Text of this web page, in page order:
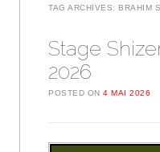
TAG ARCHIVES: BRAHIM
Stage
2026
POSTED ON4 MAI 2026